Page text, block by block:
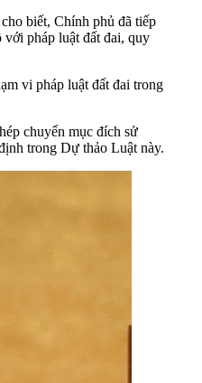
biết, Chính phủ đã tiếp
pháp luật đất đai, quy
vi pháp luật đất đai trong
chuyển mục đích sử
trong Dự thảo Luật này.